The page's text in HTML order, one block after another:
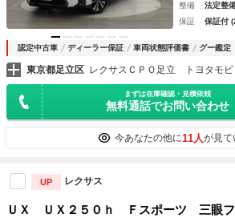
整備
法定整
保証
保証付
認定中古車 ディーラー保証 車両状態評価書 グー鑑定
東京都足立区 レクサスＣＰＯ足立 トヨタモビ
まずは在庫確認・見積依頼
無料通話でお問い合わせ
今あなたの他に11人が見て
UP レクサス
ＵＸ ＵＸ２５０ｈ Ｆスポーツ 三眼フ